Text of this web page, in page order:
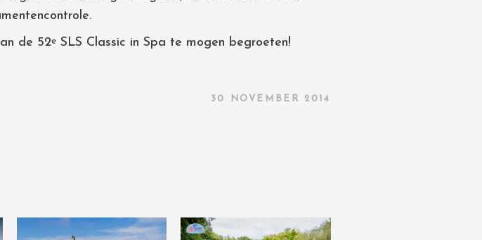
de 52eSLS Classic in Spa te mogen begroeten!
30 NOVEMBER 2014